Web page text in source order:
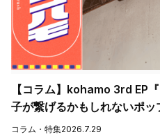
【コラム】kohamo 3rd EP
子が繋げるかもしれないポッ
コラム・特集2026.7.29